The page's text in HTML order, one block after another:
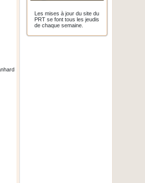
Les mises à jour du site du
PRT se font tous les jeudis
de chaque semaine.